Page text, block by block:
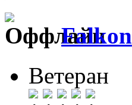
Falkon
Ветеран